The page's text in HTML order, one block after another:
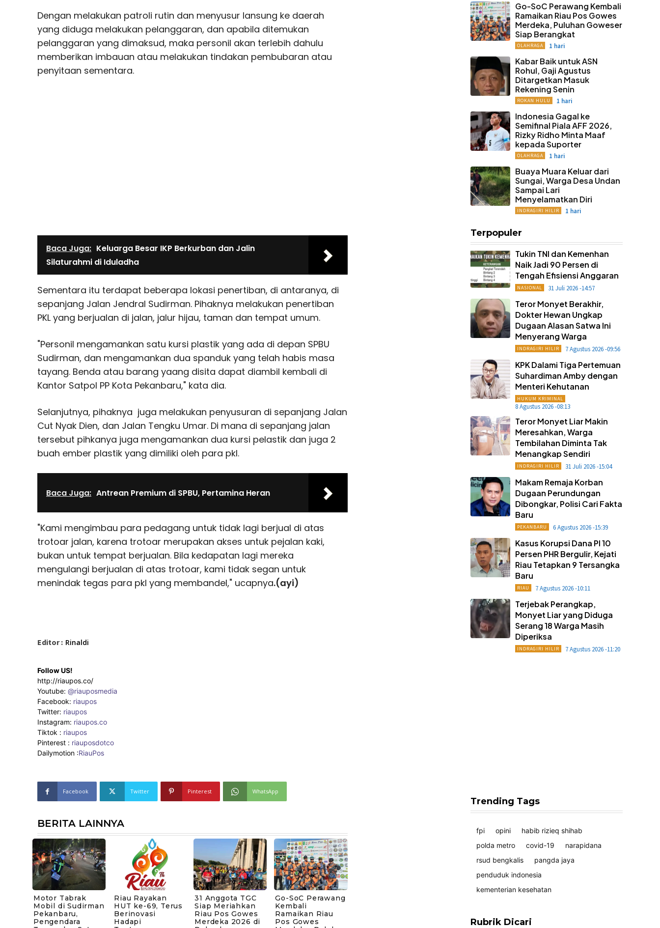
Dengan melakukan patroli rutin dan menyusur lansung ke daerah
yang diduga melakukan pelanggaran, dan apabila ditemukan
pelanggaran yang dimaksud, maka personil akan terlebih dahulu
memberikan imbauan atau melakukan tindakan pembubaran atau
penyitaan sementara.
Baca Juga: Keluarga Besar IKP Berkurban dan Jalin
Silaturahmi di Iduladha
Sementara itu terdapat beberapa lokasi penertiban, di antaranya, di
sepanjang Jalan Jendral Sudirman. Pihaknya melakukan penertiban
PKL yang berjualan di jalan, jalur hijau, taman dan tempat umum.
"Personil mengamankan satu kursi plastik yang ada di depan SPBU
Sudirman, dan mengamankan dua spanduk yang telah habis masa
tayang. Benda atau barang yaang disita dapat diambil kembali di
Kantor Satpol PP Kota Pekanbaru," kata dia.
Selanjutnya, pihaknya juga melakukan penyusuran di sepanjang Jalan
Cut Nyak Dien, dan Jalan Tengku Umar. Di mana di sepanjang jalan
tersebut pihkanya juga mengamankan dua kursi pelastik dan juga 2
buah ember plastik yang dimiliki oleh para pkl.
Baca Juga: Antrean Premium di SPBU, Pertamina Heran
"Kami mengimbau para pedagang untuk tidak lagi berjual di atas
trotoar jalan, karena trotoar merupakan akses untuk pejalan kaki,
bukan untuk tempat berjualan. Bila kedapatan lagi mereka
mengulangi berjualan di atas trotoar, kami tidak segan untuk
menindak tegas para pkl yang membandel," ucapnya.(ayi)
Editor : Rinaldi
Follow US!
http://riaupos.co/
Youtube: @riauposmedia
Facebook: riaupos
Twitter: riaupos
Instagram: riaupos.co
Tiktok : riaupos
Pinterest : riauposdotco
Dailymotion :RiauPos
Facebook Twitter Pinterest WhatsApp
BERITA LAINNYA
Motor Tabrak
Mobil di Sudirman
Pekanbaru,
Pengendara
Riau Rayakan
HUT ke-69, Terus
Berinovasi
Hadapi
31 Anggota TGC
Siap Meriahkan
Riau Pos Gowes
Merdeka 2026 di
Go-SoC Perawang
Kembali
Ramaikan Riau
Pos Gowes
Go-SoC Perawang Kembali
Ramaikan Riau Pos Gowes
Merdeka, Puluhan Goweser
Siap Berangkat
OLAHRAGA 1 hari
Kabar Baik untuk ASN
Rohul, Gaji Agustus
Ditargetkan Masuk
Rekening Senin
ROKAN HULU 1 hari
Indonesia Gagal ke
Semifinal Piala AFF 2026,
Rizky Ridho Minta Maaf
kepada Suporter
OLAHRAGA 1 hari
Buaya Muara Keluar dari
Sungai, Warga Desa Undan
Sampai Lari
Menyelamatkan Diri
INDRAGIRI HILIR 1 hari
Terpopuler
Tukin TNI dan Kemenhan
Naik Jadi 90 Persen di
Tengah Efisiensi Anggaran
NASIONAL 31 Juli 2026 -14:57
Teror Monyet Berakhir,
Dokter Hewan Ungkap
Dugaan Alasan Satwa Ini
Menyerang Warga
INDRAGIRI HILIR 7 Agustus 2026 -09:56
KPK Dalami Tiga Pertemuan
Suhardiman Amby dengan
Menteri Kehutanan
HUKUM KRIMINAL
8 Agustus 2026 -08:13
Teror Monyet Liar Makin
Meresahkan, Warga
Tembilahan Diminta Tak
Menangkap Sendiri
INDRAGIRI HILIR 31 Juli 2026 -15:04
Makam Remaja Korban
Dugaan Perundungan
Dibongkar, Polisi Cari Fakta
Baru
PEKANBARU 6 Agustus 2026 -15:39
Kasus Korupsi Dana PI 10
Persen PHR Bergulir, Kejati
Riau Tetapkan 9 Tersangka
Baru
RIAU 7 Agustus 2026 -10:11
Terjebak Perangkap,
Monyet Liar yang Diduga
Serang 18 Warga Masih
Diperiksa
INDRAGIRI HILIR 7 Agustus 2026 -11:20
Trending Tags
fpi opini
habib rizieq shihab
polda metro
covid-19
narapidana
rsud bengkalis
pangda jaya
penduduk indonesia
kementerian kesehatan
Rubrik Dicari